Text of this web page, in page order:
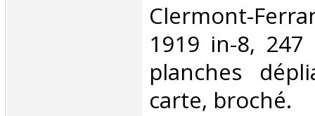
‎Clermont-
1919 in-8,
planches
carte, broché. ‎